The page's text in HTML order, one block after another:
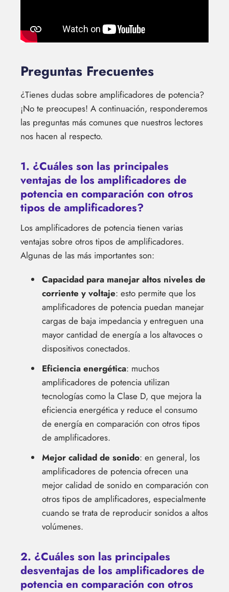
Preguntas Frecuentes
¿Tienes dudas sobre amplificadores de potencia?
¡No te preocupes! A continuación, responderemos
las preguntas más comunes que nuestros lectores
nos hacen al respecto.
1. ¿Cuáles son las principales
ventajas de los amplificadores de
potencia en comparación con otros
tipos de amplificadores?
Los amplificadores de potencia tienen varias
ventajas sobre otros tipos de amplificadores.
Algunas de las más importantes son:
Capacidad para manejar altos niveles de
corriente y voltaje: esto permite que los
amplificadores de potencia puedan manejar
cargas de baja impedancia y entreguen una
mayor cantidad de energía a los altavoces o
dispositivos conectados.
Eficiencia energética: muchos
amplificadores de potencia utilizan
tecnologías como la Clase D, que mejora la
eficiencia energética y reduce el consumo
de energía en comparación con otros tipos
de amplificadores.
Mejor calidad de sonido: en general, los
amplificadores de potencia ofrecen una
mejor calidad de sonido en comparación con
otros tipos de amplificadores, especialmente
cuando se trata de reproducir sonidos a altos
volúmenes.
2. ¿Cuáles son las principales
desventajas de los amplificadores de
potencia en comparación con otros